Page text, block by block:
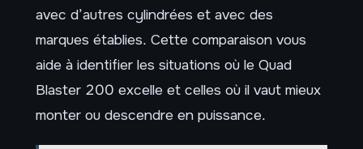
avec d’autres cylindrées et avec des
marques établies. Cette comparaison vous
aide à identifier les situations où le Quad
Blaster 200 excelle et celles où il vaut mieux
monter ou descendre en puissance.